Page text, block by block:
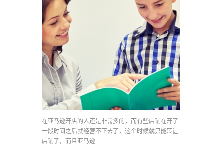
在亚马逊开店的人还是非常多的，而有些店铺在开了
一段时间之后就经营不下去了，这个时候就只能转让
店铺了，而且亚马逊